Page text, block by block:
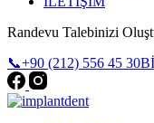
Randevu Talebinizi
📞+90 (212) 556 45 30